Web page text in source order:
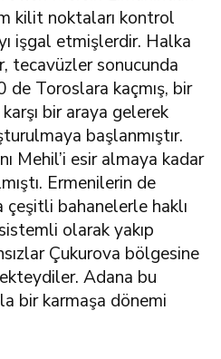
kilit noktaları kontrol
işgal etmişlerdir. Halka
tecavüzler sonucunda
Toroslara kaçmış, bir
bir araya gelerek
başlanmıştır.
Mehil’i esir almaya kadar
Ermenilerin de
çeşitli bahanelerle haklı
olarak yakıp
Çukurova bölgesine
Adana bu
bir karmaşa dönemi